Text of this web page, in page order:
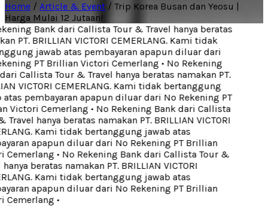
Home / Article & Event / Trip Korea Busan dan Yeosu |
Harga Mulai 12 Jutaan!
Bank dari Callista Tour & Travel hanya beratas
PT. BRILLIAN VICTORI CEMERLANG. Kami tidak
jawab atas pembayaran apapun diluar dari
PT Brillian Victori Cemerlang• No Rekening
Callista Tour & Travel hanya beratas namakan PT.
VICTORI CEMERLANG. Kami tidak bertanggung
pembayaran apapun diluar dari No Rekening PT
Victori Cemerlang• No Rekening Bank dari Callista
hanya beratas namakan PT. BRILLIAN VICTORI
Kami tidak bertanggung jawab atas
apapun diluar dari No Rekening PT Brillian
• No Rekening Bank dari Callista Tour &
beratas namakan PT. BRILLIAN VICTORI
Kami tidak bertanggung jawab atas
apapun diluar dari No Rekening PT Brillian
•